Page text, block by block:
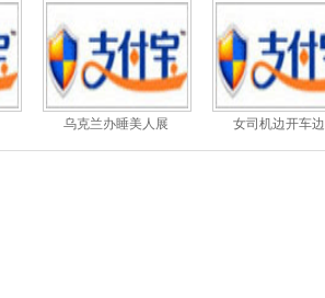
乌克兰办睡美人展 女司机边开车